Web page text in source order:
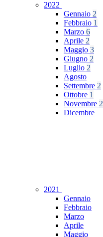
2022
Gennaio 2
Febbraio 1
Marzo 6
Aprile 2
Maggio 3
Giugno 2
Luglio 2
Agosto
Settembre 2
Ottobre 1
Novembre 2
Dicembre
2021
Gennaio
Febbraio
Marzo
Aprile
Maggio